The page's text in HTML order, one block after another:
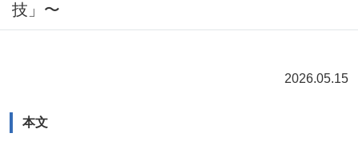
技」〜
2026.05.15
本文